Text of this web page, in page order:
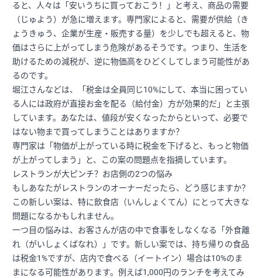
ると、人々は「安いうちに買っておこう！」と考え、商品の需要
（じゅよう）が急に増えます。専門家によると、需要が供給（き
ょうきゅう、企業が生産・販売する量）を少しでも超えると、物
価はさらに上がってしまう危険があるそうです。つまり、生活を
助けるための減税が、逆に物価高をひどくしてしまう可能性があ
るのです。
堀江さんなどは、「税金は全員同じ10%にして、本当に困ってい
る人には政府が直接お金を配る（給付金）方が効果的だ」と主張
しています。あなたは、値段が安くなったからといって、必要で
はない物まで買ってしまうことはありますか？
専門家は「物価が上がっている時に税金を下げると、もっと物価
が上がってしまう」と、この案の問題点を指摘しています。
レストランが大ピンチ？お店側の2つの悩み
もしあなたがレストランのオーナーだったら、どう感じますか？
この新しい案は、特に飲食店（いんしょくてん）にとって大きな
問題になるかもしれません。
一つ目の悩みは、お客さんが店の中で食事をしなくなる「外食離
れ（がいしょくばなれ）」です。新しい案では、持ち帰りの食品
は税金1%ですが、店内で食べる（イートイン）場合は10%のま
まになる可能性があります。例えば1,000円のランチを考えてみ